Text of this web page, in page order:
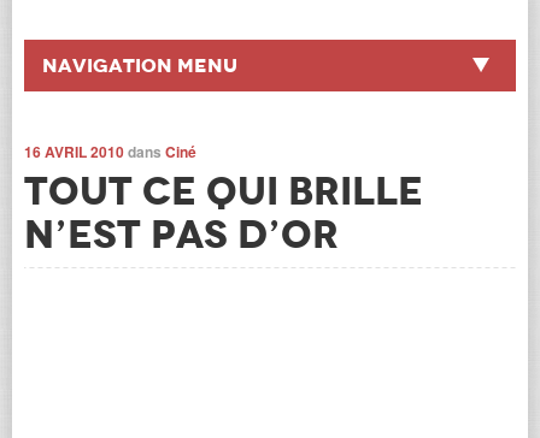
Navigation Menu
16 AVRIL 2010dans Ciné
Tout ce qui brille
n’est pas d’or